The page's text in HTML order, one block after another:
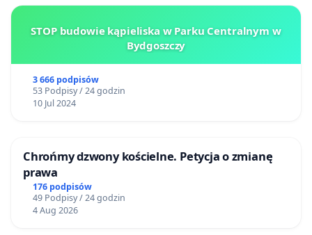
STOP budowie kąpieliska w Parku Centralnym w
Bydgoszczy
3 666 podpisów
53 Podpisy / 24 godzin
10 Jul 2024
Chrońmy dzwony kościelne. Petycja o zmianę
prawa
176 podpisów
49 Podpisy / 24 godzin
4 Aug 2026